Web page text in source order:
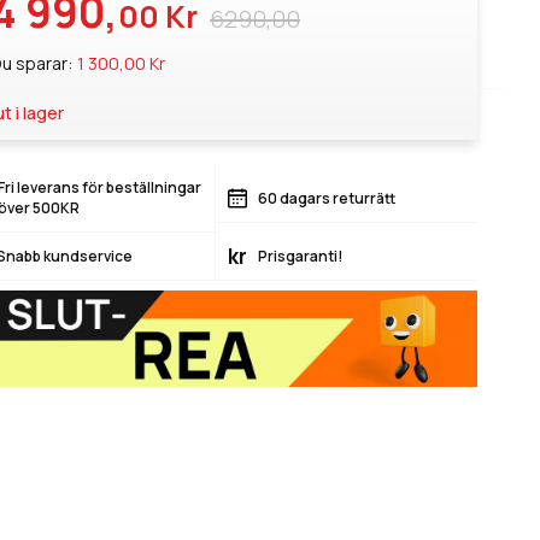
6290,00
990,00 Kr
sparar: 1 300,00 Kr
i lager
leverans för beställningar
500KR
60 dagars returrätt
kundservice kr Prisgaranti!